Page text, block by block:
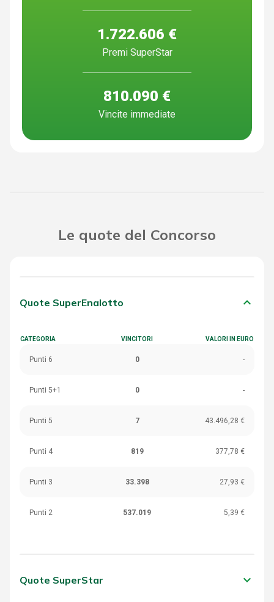
1.722.606 €
Premi SuperStar
810.090 €
Vincite immediate
Le quote del Concorso
Quote SuperEnalotto keyboard_arrow_down
CATEGORIA VINCITORI VALORI IN EURO
Punti 6 0 -
Punti 5+1 0 -
Punti 5 7 43.496,28 €
Punti 4 819 377,78 €
Punti 3 33.398 27,93 €
Punti 2 537.019 5,39 €
Quote SuperStar keyboard_arrow_down